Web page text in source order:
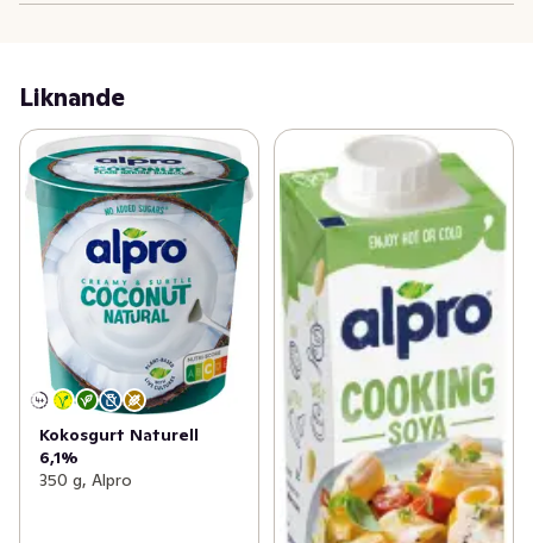
Liknande
Kokosgurt Naturell
6,1%
350 g, Alpro